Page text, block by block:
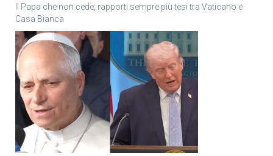
Il Papa che non cede, rapporti sempre più tesi tra Vaticano e
Casa Bianca